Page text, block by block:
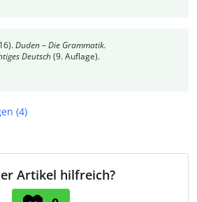
Duden – Die Grammatik.
Deutsch(9. Auflage).
(4)
Artikel hilfreich?